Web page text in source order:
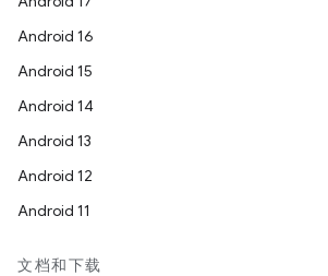
Android 16
Android 15
Android 14
Android 13
Android 12
Android 11
文档和下载